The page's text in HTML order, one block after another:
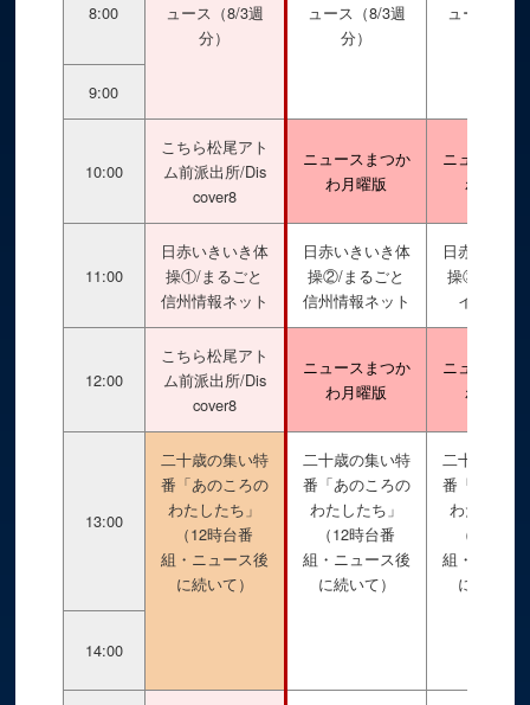
8:00
ュース（8/3週
分）
ュース（8/3週
分）
ュース（8/
9:00
10:00
こちら松尾アト
ム前派出所/Dis
cover8
ニュースまつか
わ月曜版
ニュースま
わ月曜版
11:00
日赤いきいき体
操①/まるごと
信州情報ネット
日赤いきいき体
操②/まるごと
信州情報ネット
日赤いきい
操③/ビデ
イブラリ
12:00
こちら松尾アト
ム前派出所/Dis
cover8
ニュースまつか
わ月曜版
ニュースま
わ月曜版
13:00
二十歳の集い特
番「あのころの
わたしたち」
（12時台番
組・ニュース後
に続いて）
二十歳の集い特
番「あのころの
わたしたち」
（12時台番
組・ニュース後
に続いて）
二十歳の集
番「あのこ
わたした
（12時台
組・ニュー
に続いて
14:00